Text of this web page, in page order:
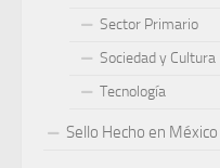
Sector Primario
Sociedad y Cultura
Tecnología
Sello Hecho en México